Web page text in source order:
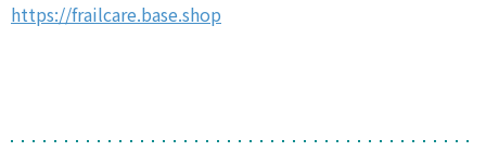
https://frailcare.base.shop